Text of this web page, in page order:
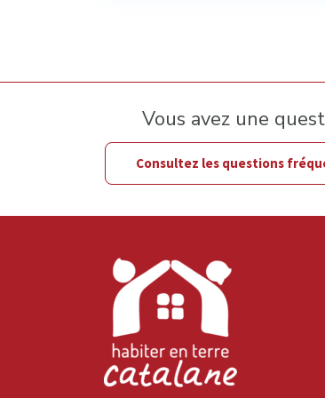
Vous avez une
Consultez les questions